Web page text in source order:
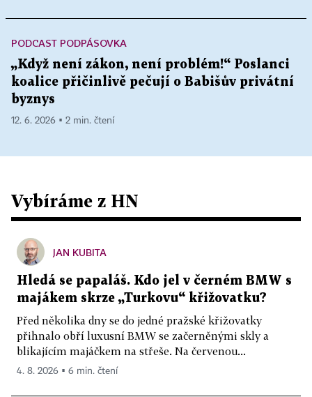
PODCAST PODPÁSOVKA
„Když není zákon, není problém!“ Poslanci
koalice přičinlivě pečují o Babišův privátní
byznys
12. 6. 2026 ▪ 2 min. čtení
Vybíráme z HN
JAN KUBITA
Hledá se papaláš. Kdo jel v černém BMW s
majákem skrze „Turkovu“ křižovatku?
Před několika dny se do jedné pražské křižovatky
přihnalo obří luxusní BMW se začerněnými skly a
blikajícím majáčkem na střeše. Na červenou...
4. 8. 2026 ▪ 6 min. čtení